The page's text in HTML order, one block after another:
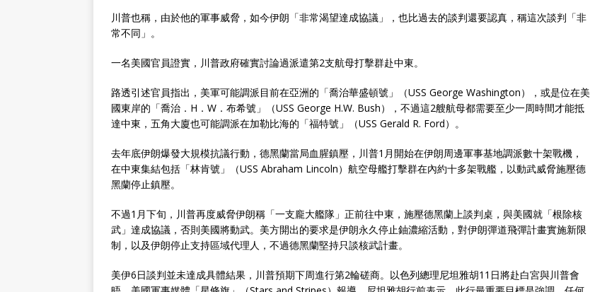
川普也稱，由於他的軍事威脅，如今伊朗「非常渴望達成協議」，也比過去的談判還要認真，稱這次談判「非
常不同」。
一名美國官員證實，川普政府確實討論過派遣第2支航母打擊群赴中東。
路透引述官員指出，美軍可能調派目前在亞洲的「喬治華盛頓號」（USS George Washington），或是位在美
國東岸的「喬治．H．W．布希號」（USS George H.W. Bush），不過這2艘航母都需要至少一周時間才能抵
達中東，五角大廈也可能調派在加勒比海的「福特號」（USS Gerald R. Ford）。
去年底伊朗爆發大規模抗議行動，德黑蘭當局血腥鎮壓，川普1月開始在伊朗周邊軍事基地調派數十架戰機，
在中東集結包括「林肯號」（USS Abraham Lincoln）航空母艦打擊群在內約十多架戰艦，以動武威脅施壓德
黑蘭停止鎮壓。
不過1月下旬，川普再度威脅伊朗稱「一支龐大艦隊」正前往中東，施壓德黑蘭上談判桌，與美國就「根除核
武」達成協議，否則美國將動武。美方開出的要求是伊朗永久停止鈾濃縮活動，對伊朗彈道飛彈計畫實施新限
制，以及伊朗停止支持區域代理人，不過德黑蘭堅持只談核武計畫。
美伊6日談判並未達成具體結果，川普預期下周進行第2輪磋商。以色列總理尼坦雅胡11日將赴白宮與川普會